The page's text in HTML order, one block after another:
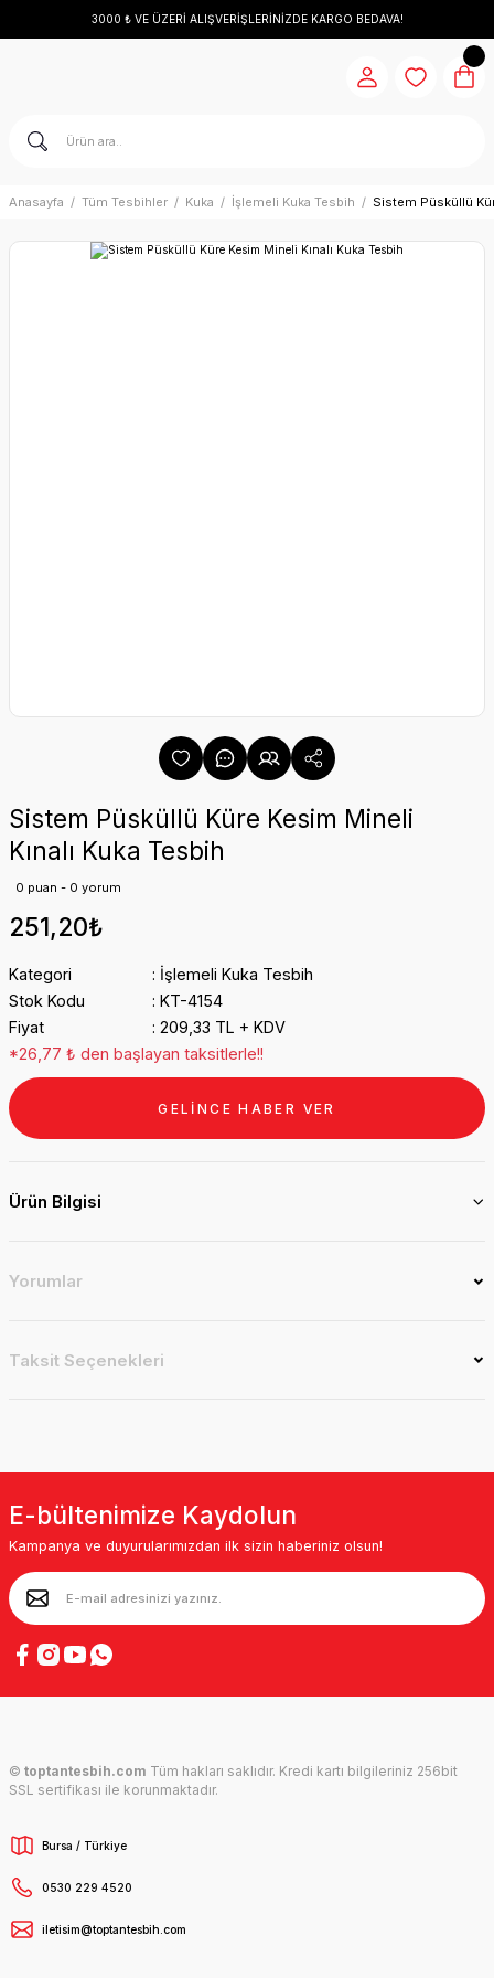
3000 ₺ VE ÜZERİ ALIŞVERİŞLERİNİZDE KARGO BEDAVA!
Anasayfa Tüm Tesbihler Kuka İşlemeli Kuka Tesbih Sistem Püsküllü
Sistem Püsküllü Küre Kesim Mineli
Kınalı Kuka Tesbih
0 puan - 0 yorum
251,20₺
Kategori
İşlemeli Kuka Tesbih
Stok Kodu
KT-4154
Fiyat
209,33 TL + KDV
*26,77 ₺ den başlayan taksitlerle!!
GELİNCE HABER VER
Ürün Bilgisi
Yorumlar
Taksit Seçenekleri
E-bültenimize Kaydolun
Kampanya ve duyurularımızdan ilk sizin haberiniz olsun!
© toptantesbih.com Tüm hakları saklıdır. Kredi kartı bilgileriniz 256bit
SSL sertifikası ile korunmaktadır.
Bursa / Türkiye
0530 229 4520
iletisim@toptantesbih.com